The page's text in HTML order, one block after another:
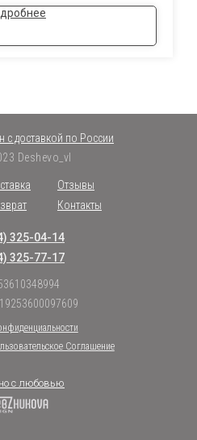
Deshevo_vl
с доставкой по России
Отзывы
Контакты
Соглашение
325-04-14
325-77-17
с любовью